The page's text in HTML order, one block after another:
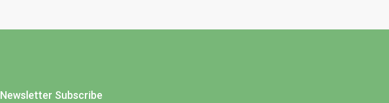
Newsletter Subscribe